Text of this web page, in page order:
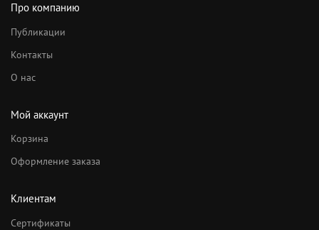
Про компанию
Публикации
Контакты
О нас
Мой аккаунт
Корзина
Оформление заказа
Клиентам
Сертификаты